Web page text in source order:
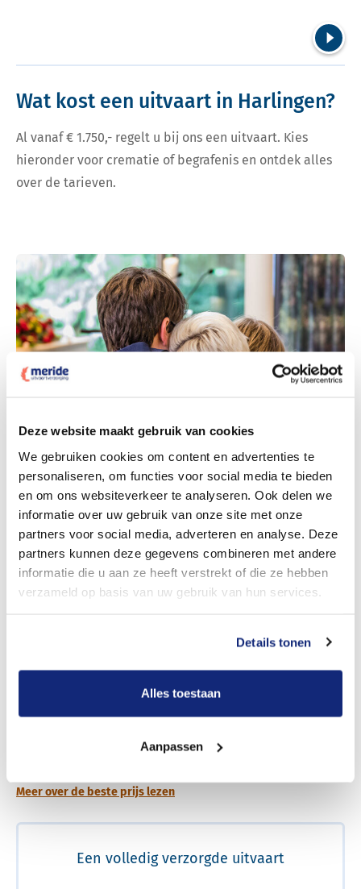
Deze website maakt gebruik van cookies
We gebruiken cookies om content en advertenties te
personaliseren, om functies voor social media te bieden
en om ons websiteverkeer te analyseren. Ook delen we
informatie over uw gebruik van onze site met onze
partners voor social media, adverteren en analyse. Deze
partners kunnen deze gegevens combineren met andere
informatie die u aan ze heeft verstrekt of die ze hebben
verzameld op basis van uw gebruik van hun services.
Details tonen
Alles toestaan
Aanpassen
Wat kost een uitvaart in Harlingen?
Al vanaf € 1.750,- regelt u bij ons een uitvaart. Kies
hieronder voor crematie of begrafenis en ontdek alles
over de tarieven.
Dit kost een crematie
Bekijk tarieven voor crematie
Dit kost een begrafenis
Bekijk tarieven voor begrafenis
Meer over de beste prijs lezen
Een volledig verzorgde uitvaart